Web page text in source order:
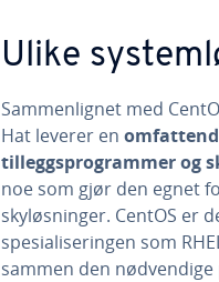
Ulike
Sammenlignet med
Hat leverer en
tilleggsprogrammer og
noe som gjør den egnet
skyløsninger. CentOS er
spesialiseringen som
sammen den